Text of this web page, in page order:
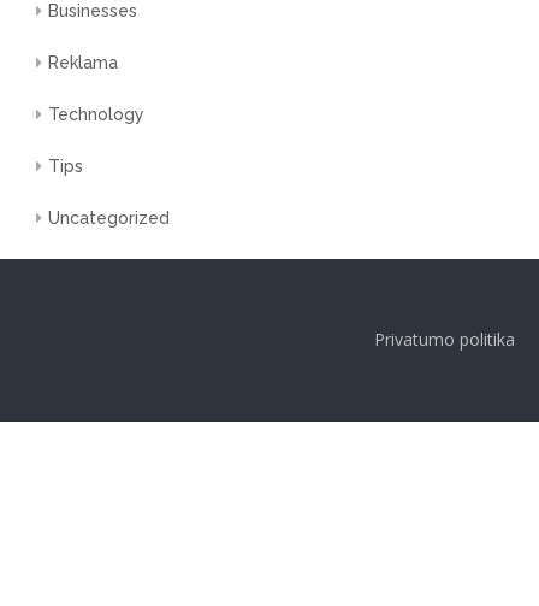
Businesses
Reklama
Technology
Tips
Uncategorized
Privatumo politika